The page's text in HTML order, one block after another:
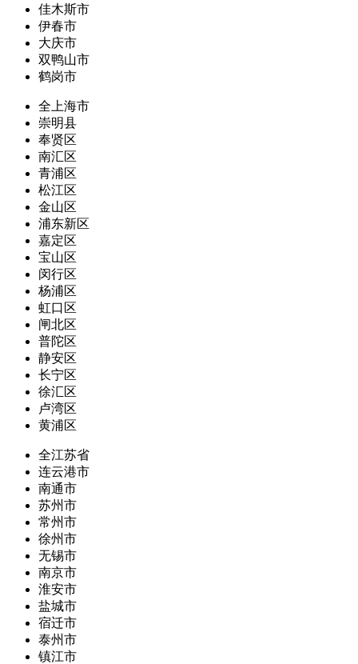
佳木斯市
伊春市
大庆市
双鸭山市
鹤岗市
全上海市
崇明县
奉贤区
南汇区
青浦区
松江区
金山区
浦东新区
嘉定区
宝山区
闵行区
杨浦区
虹口区
闸北区
普陀区
静安区
长宁区
徐汇区
卢湾区
黄浦区
全江苏省
连云港市
南通市
苏州市
常州市
徐州市
无锡市
南京市
淮安市
盐城市
宿迁市
泰州市
镇江市